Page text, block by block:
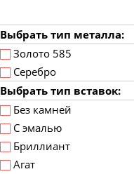
Выбрать тип металла:
Золото 585
Серебро
Выбрать тип вставок:
Без камней
С эмалью
Бриллиант
Агат